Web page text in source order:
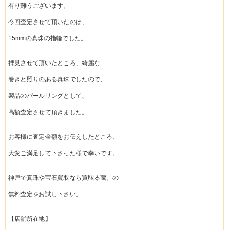
有り難うございます。
今回査定させて頂いたのは、
15mmの真珠の指輪でした。
拝見させて頂いたところ、綺麗な
巻きと照りのある真珠でしたので、
製品のパールリングとして、
高額査定させて頂きました。
お客様に査定金額をお伝えしたところ、
大変ご満足して下さった様で幸いです。
神戸で真珠や宝石買取なら買取る蔵。の
無料査定をお試し下さい。
【店舗所在地】